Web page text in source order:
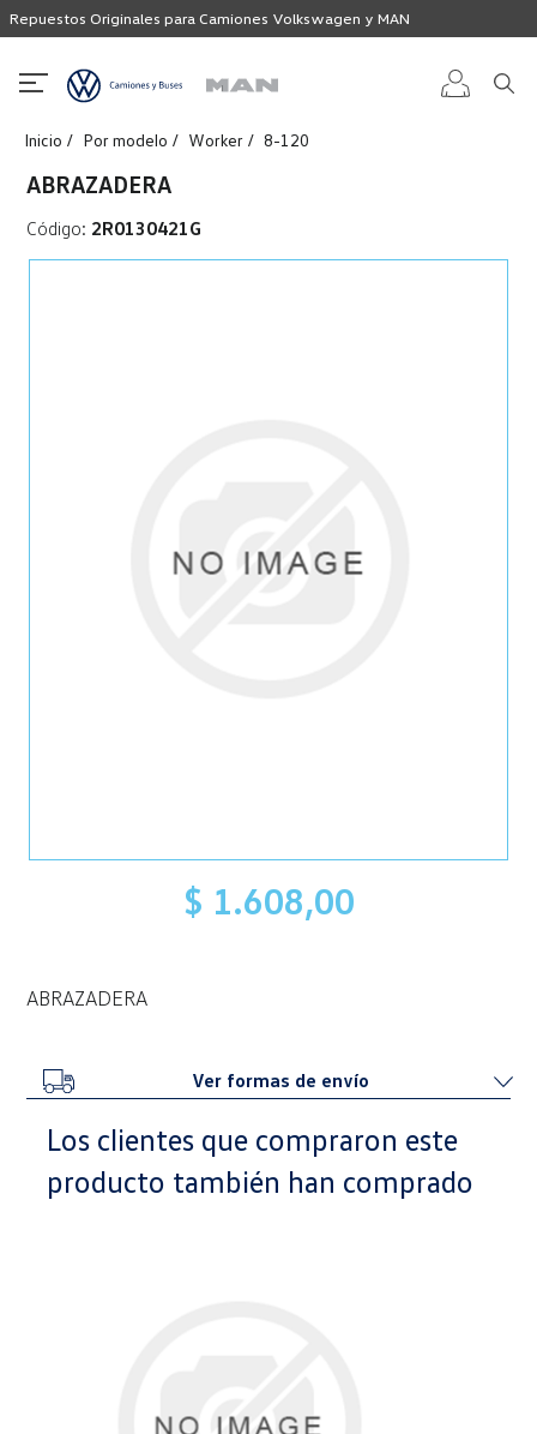
Repuestos Originales para Camiones Volkswagen y MAN
Inicio Por modelo Worker 8-120
ABRAZADERA
Código: 2R0130421G
$ 1.608,00
ABRAZADERA
Ver formas de envío
Los clientes que compraron este
producto también han comprado